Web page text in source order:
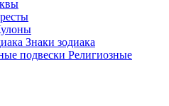
Знаки зодиака
Религиозные